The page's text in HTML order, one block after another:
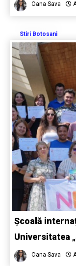
Oana Sava
Stiri Botosani
Școală
Universitatea
Oana Sava